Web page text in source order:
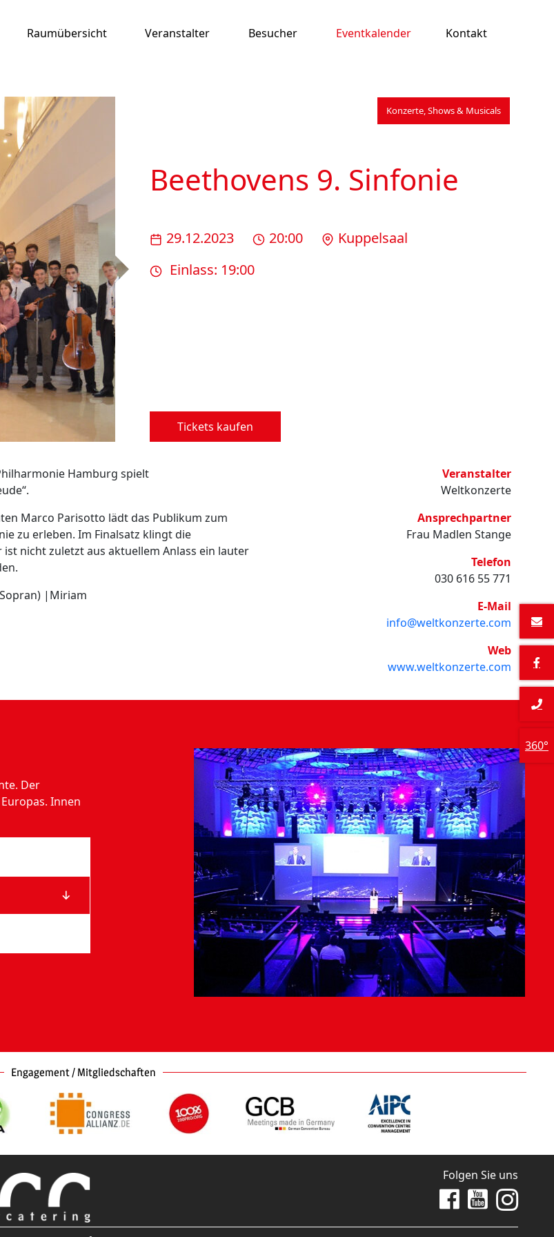
Raumübersicht Veranstalter Besucher Eventkalender Kontakt
Konzerte, Shows & Musicals
Beethovens 9. Sinfonie
Tickets kaufen
29.12.2023 20:00
Kuppelsaal
Einlass: 19:00
Hamburg spielt
Marco Parisotto lädt das Publikum zum
zu erleben. Im Finalsatz klingt die
ist nicht zuletzt aus aktuellem Anlass ein lauter
|Miriam
Veranstalter
Weltkonzerte
Ansprechpartner
Frau Madlen Stange
Telefon
030 616 55 771
E-Mail
info@weltkonzerte.com
Web
www.weltkonzerte.com
Der
Innen
Engagement / Mitgliedschaften
Folgen Sie uns
Zu Facebook
Zu Youtube
Zu
360°